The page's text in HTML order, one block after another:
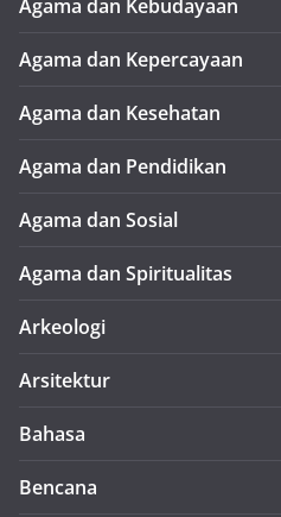
Agama dan Kebudayaan
Agama dan Kepercayaan
Agama dan Kesehatan
Agama dan Pendidikan
Agama dan Sosial
Agama dan Spiritualitas
Arkeologi
Arsitektur
Bahasa
Bencana